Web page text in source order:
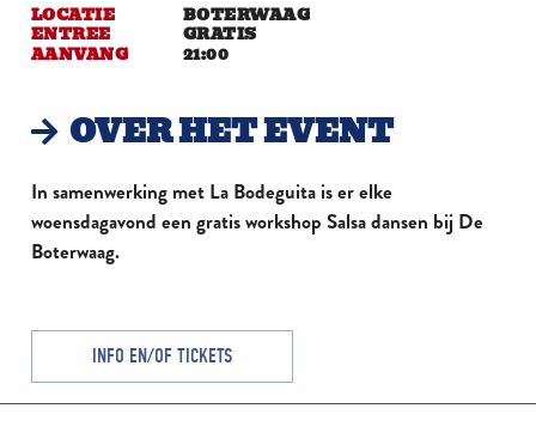
LOCATIE BOTERWAAG
ENTREE GRATIS
AANVANG 21:00
OVER HET EVENT
In samenwerking met La Bodeguita is er elke
woensdagavond een gratis workshop Salsa dansen bij De
Boterwaag.
INFO EN/OF TICKETS